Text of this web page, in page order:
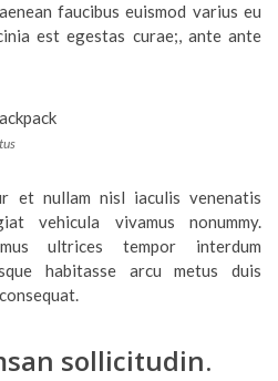
faucibus euismod varius eu
est egestas curae;, ante ante
et nullam nisl iaculis venenatis
vehicula vivamus nonummy.
ultrices tempor interdum
habitasse arcu metus duis
sollicitudin.